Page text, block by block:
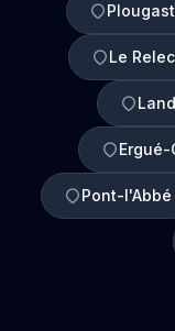
Le
Pont-l'Abbé